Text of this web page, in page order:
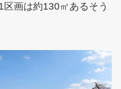
画は約130㎡あるそう